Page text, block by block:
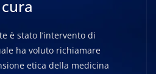
è stato l’intervento di
ha voluto richiamare
etica della medicina